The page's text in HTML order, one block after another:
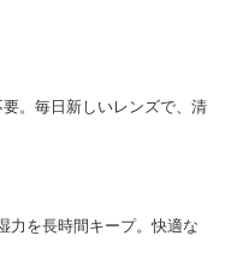
。毎日新しいレンズで、清
力を長時間キープ。快適な